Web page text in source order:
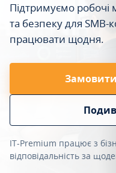
Підтримуємо робочі
та безпеку для
працювати щодня.
Замовити
IT-Premium працює з
відповідальність за